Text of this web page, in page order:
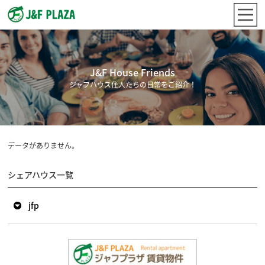
J&F House Friends
ジャフハウス住人たちの日常をご紹介！
データがありません。
シェアハウス一覧
jfp